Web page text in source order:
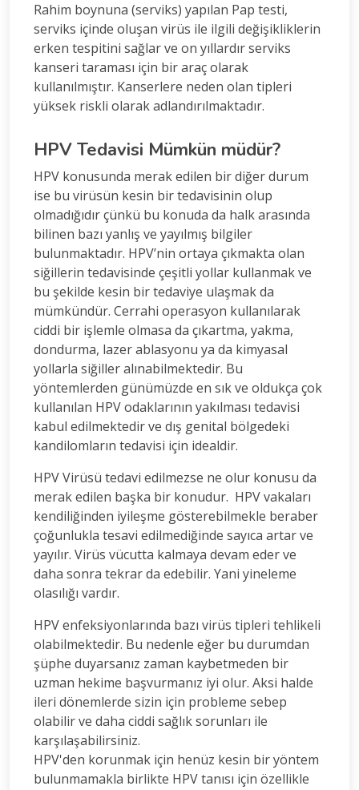
Rahim boynuna (serviks) yapılan Pap testi,
serviks içinde oluşan virüs ile ilgili değişikliklerin
erken tespitini sağlar ve on yıllardır serviks
kanseri taraması için bir araç olarak
kullanılmıştır. Kanserlere neden olan tipleri
yüksek riskli olarak adlandırılmaktadır.
HPV Tedavisi Mümkün müdür?
HPV konusunda merak edilen bir diğer durum
ise bu virüsün kesin bir tedavisinin olup
olmadığıdır çünkü bu konuda da halk arasında
bilinen bazı yanlış ve yayılmış bilgiler
bulunmaktadır. HPV’nin ortaya çıkmakta olan
siğillerin tedavisinde çeşitli yollar kullanmak ve
bu şekilde kesin bir tedaviye ulaşmak da
mümkündür. Cerrahi operasyon kullanılarak
ciddi bir işlemle olmasa da çıkartma, yakma,
dondurma, lazer ablasyonu ya da kimyasal
yollarla siğiller alınabilmektedir. Bu
yöntemlerden günümüzde en sık ve oldukça çok
kullanılan HPV odaklarının yakılması tedavisi
kabul edilmektedir ve dış genital bölgedeki
kandilomların tedavisi için idealdir.
HPV Virüsü tedavi edilmezse ne olur konusu da
merak edilen başka bir konudur. HPV vakaları
kendiliğinden iyileşme gösterebilmekle beraber
çoğunlukla tesavi edilmediğinde sayıca artar ve
yayılır. Virüs vücutta kalmaya devam eder ve
daha sonra tekrar da edebilir. Yani yineleme
olasılığı vardır.
HPV enfeksiyonlarında bazı virüs tipleri tehlikeli
olabilmektedir. Bu nedenle eğer bu durumdan
şüphe duyarsanız zaman kaybetmeden bir
uzman hekime başvurmanız iyi olur. Aksi halde
ileri dönemlerde sizin için probleme sebep
olabilir ve daha ciddi sağlık sorunları ile
karşılaşabilirsiniz.
HPV'den korunmak için henüz kesin bir yöntem
bulunmamakla birlikte HPV tanısı için özellikle